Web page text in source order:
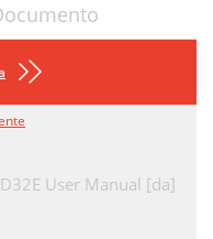
User Manual [da]